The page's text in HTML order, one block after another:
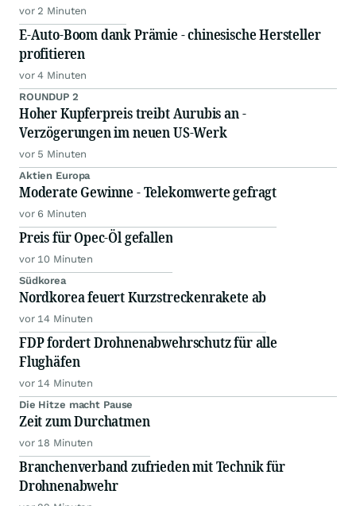
vor 2 Minuten
E-Auto-Boom dank Prämie - chinesische Hersteller
profitieren
vor 4 Minuten
ROUNDUP 2
Hoher Kupferpreis treibt Aurubis an -
Verzögerungen im neuen US-Werk
vor 5 Minuten
Aktien Europa
Moderate Gewinne - Telekomwerte gefragt
vor 6 Minuten
Preis für Opec-Öl gefallen
vor 10 Minuten
Südkorea
Nordkorea feuert Kurzstreckenrakete ab
vor 14 Minuten
FDP fordert Drohnenabwehrschutz für alle
Flughäfen
vor 14 Minuten
Die Hitze macht Pause
Zeit zum Durchatmen
vor 18 Minuten
Branchenverband zufrieden mit Technik für
Drohnenabwehr